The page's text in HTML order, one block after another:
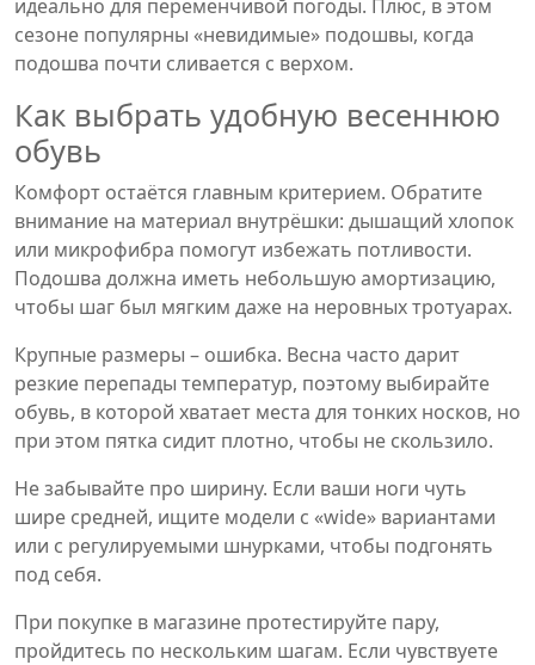
идеально для переменчивой погоды. Плюс, в этом
сезоне популярны «невидимые» подошвы, когда
подошва почти сливается с верхом.
Как выбрать удобную весеннюю
обувь
Комфорт остаётся главным критерием. Обратите
внимание на материал внутрёшки: дышащий хлопок
или микрофибра помогут избежать потливости.
Подошва должна иметь небольшую амортизацию,
чтобы шаг был мягким даже на неровных тротуарах.
Крупные размеры – ошибка. Весна часто дарит
резкие перепады температур, поэтому выбирайте
обувь, в которой хватает места для тонких носков, но
при этом пятка сидит плотно, чтобы не скользило.
Не забывайте про ширину. Если ваши ноги чуть
шире средней, ищите модели с «wide» вариантами
или с регулируемыми шнурками, чтобы подгонять
под себя.
При покупке в магазине протестируйте пару,
пройдитесь по нескольким шагам. Если чувствуете